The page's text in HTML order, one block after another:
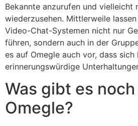
Bekannte anzurufen und vielleicht
wiederzusehen. Mittlerweile
Video-Chat-Systemen nicht nur
führen, sondern auch in der
es auf Omegle auch vor, dass sich
erinnerungswürdige
Was gibt es
Omegle?